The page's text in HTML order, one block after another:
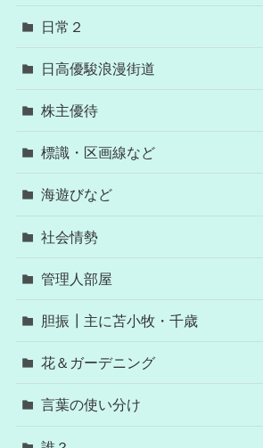
日常２
日高優駿浪漫街道
株主優待
標識・区画線など
海遊びなど
社会情勢
管理人部屋
胆振┃主に苫小牧・千歳
花＆ガーデニング
言葉の使い分け